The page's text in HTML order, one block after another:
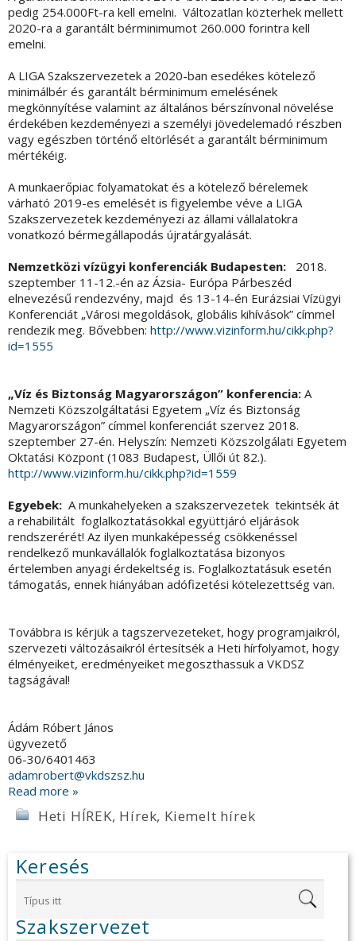
pedig 254.000Ft-ra kell emelni. Változatlan közterhek mellett
2020-ra a garantált bérminimumot 260.000 forintra kell
emelni.
A LIGA Szakszervezetek a 2020-ban esedékes kötelező
minimálbér és garantált bérminimum emelésének
megkönnyítése valamint az általános bérszínvonal növelése
érdekében kezdeményezi a személyi jövedelemadó részben
vagy egészben történő eltörlését a garantált bérminimum
mértékéig.
A munkaerőpiac folyamatokat és a kötelező bérelemek
várható 2019-es emelését is figyelembe véve a LIGA
Szakszervezetek kezdeményezi az állami vállalatokra
vonatkozó bérmegállapodás újratárgyalását.
Nemzetközi vízügyi konferenciák Budapesten: 2018.
szeptember 11-12.-én az Ázsia- Európa Párbeszéd
elnevezésű rendezvény, majd és 13-14-én Eurázsiai Vízügyi
Konferenciát „Városi megoldások, globális kihívások” címmel
rendezik meg. Bővebben: http://www.vizinform.hu/cikk.php?
id=1555
„Víz és Biztonság Magyarországon” konferencia: A
Nemzeti Közszolgáltatási Egyetem „Víz és Biztonság
Magyarországon” címmel konferenciát szervez 2018.
szeptember 27-én. Helyszín: Nemzeti Közszolgálati Egyetem
Oktatási Központ (1083 Budapest, Üllői út 82.).
http://www.vizinform.hu/cikk.php?id=1559
Egyebek: A munkahelyeken a szakszervezetek tekintsék át
a rehabilitált foglalkoztatásokkal együttjáró eljárások
rendszerérét! Az ilyen munkaképesség csökkenéssel
rendelkező munkavállalók foglalkoztatása bizonyos
értelemben anyagi érdekeltség is. Foglalkoztatásuk esetén
támogatás, ennek hiányában adófizetési kötelezettség van.
Továbbra is kérjük a tagszervezeteket, hogy programjaikról,
szervezeti változásaikról értesítsék a Heti hírfolyamot, hogy
élményeiket, eredményeiket megoszthassuk a VKDSZ
tagságával!
Ádám Róbert János
ügyvezető
06-30/6401463
adamrobert@vkdszsz.hu
Read more »
Heti HÍREK, Hírek, Kiemelt hírek
Keresés
Szakszervezet